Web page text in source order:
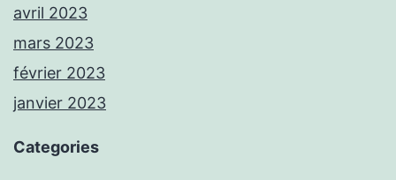
avril 2023
mars 2023
février 2023
janvier 2023
Categories